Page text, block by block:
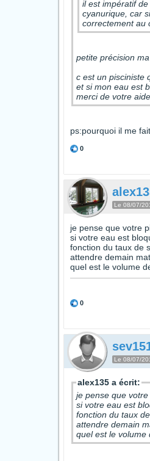
il est impératif
cyanurique, car
correctement au
petite précision
c est un pisciniste
et si mon eau est
merci de votre
ps:pourquoi il me
0
Le 08/07/
je pense que votre
si votre eau est
fonction du taux de
attendre demain
quel est le volume
0
Le 08/07/
alex135 a écrit:
je pense que
si votre eau est
fonction du taux
attendre demain
quel est le volume